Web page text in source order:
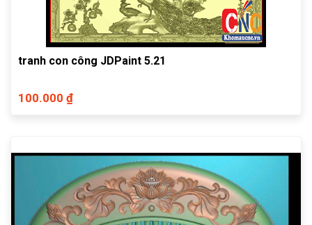
tranh con công JDPaint 5.21
100.000 ₫